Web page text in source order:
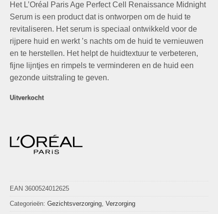
waarderingenwas:
€39,99.
is:
€12,50.
Het L’Oréal Paris Age Perfect Cell Renaissance Midnight
Serum is een product dat is ontworpen om de huid te
revitaliseren. Het serum is speciaal ontwikkeld voor de
rijpere huid en werkt ’s nachts om de huid te vernieuwen
en te herstellen. Het helpt de huidtextuur te verbeteren,
fijne lijntjes en rimpels te verminderen en de huid een
gezonde uitstraling te geven.
Uitverkocht
EAN 3600524012625
Categorieën: Gezichtsverzorging Verzorging